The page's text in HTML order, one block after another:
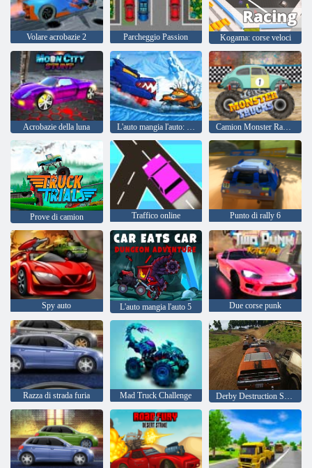
Volare acrobazie 2 Parcheggio Passion Kogama: corse veloci
Acrobazie della luna L'auto mangia l'auto: avventura invernale Camion Monster Racing
Prove di camion Traffico online Punto di rally 6
Spy auto L'auto mangia l'auto 5 Due corse punk
Razza di strada furia Mad Truck Challenge Derby Destruction Simulator